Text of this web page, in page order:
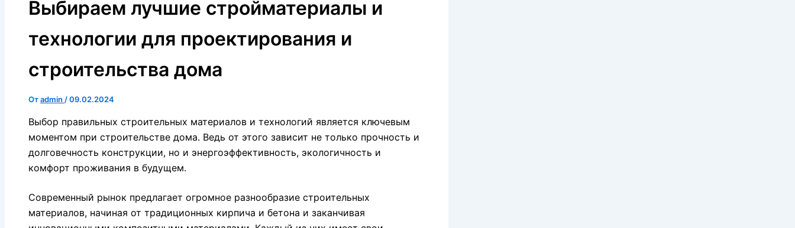
Выбираем лучшие стройматериалы и
технологии для проектирования и
строительства дома
Отadmin /09.02.2024
Выбор правильных строительных материалов и технологий является ключевым
моментом при строительстве дома. Ведь от этого зависит не только прочность и
долговечность конструкции, но и энергоэффективность, экологичность и
комфорт проживания в будущем.
Современный рынок предлагает огромное разнообразие строительных
материалов, начиная от традиционных кирпича и бетона и заканчивая